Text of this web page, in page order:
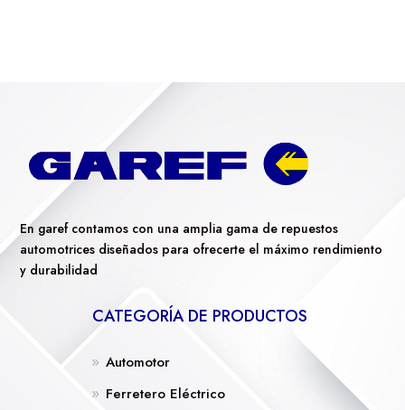
En garef contamos con una amplia gama de repuestos
automotrices diseñados para ofrecerte el máximo rendimiento
y durabilidad
CATEGORÍA DE PRODUCTOS
Automotor
Ferretero Eléctrico